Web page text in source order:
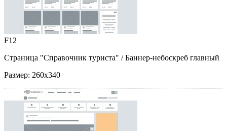
F12
Страница "Справочник туриста" / Баннер-небоскреб главный
Размер: 260x340